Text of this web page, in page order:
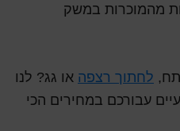
מהמוכרות במשק
לחתוך רצפה או גג? לנו
עבורכם במחירים הכי